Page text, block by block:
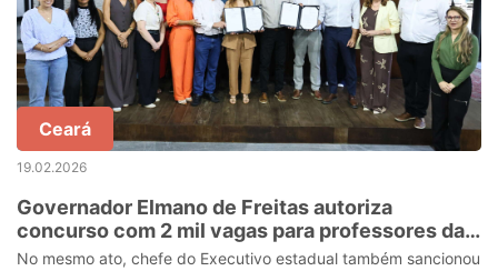
Ceará
19.02.2026
Governador Elmano de Freitas autoriza
concurso com 2 mil vagas para professores da
rede estadual
No mesmo ato, chefe do Executivo estadual também sancionou